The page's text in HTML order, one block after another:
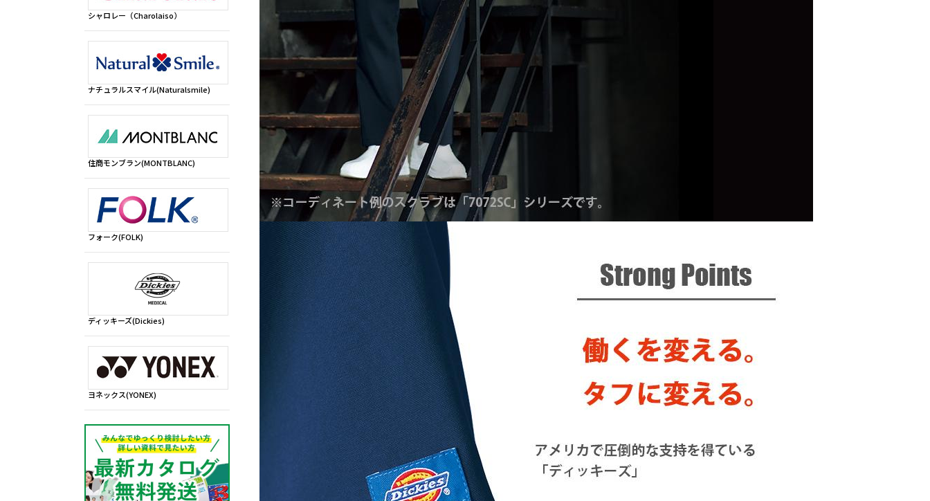
シャロレー（Charolaiso）
ナチュラルスマイル(Naturalsmile)
住商モンブラン(MONTBLANC)
フォーク(FOLK)
ディッキーズ(Dickies)
ヨネックス(YONEX)